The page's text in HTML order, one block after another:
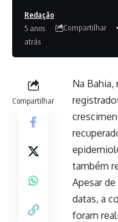
Redação
5 anos
atrás
Compartilhar
Compartilhar
Na
também
Apesar
datas, a
foram